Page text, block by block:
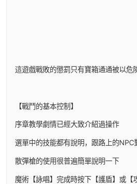
這遊戲戰敗的懲罰只有寶箱通通被以危
【戰鬥的基本控制】
序章教學劇情已經大致介紹過操作
選單中的技能都有說明，跟路上的NPC
散彈槍的使用很普遍簡單說明一下
魔術【詠唱】完成時按下【護盾】或【